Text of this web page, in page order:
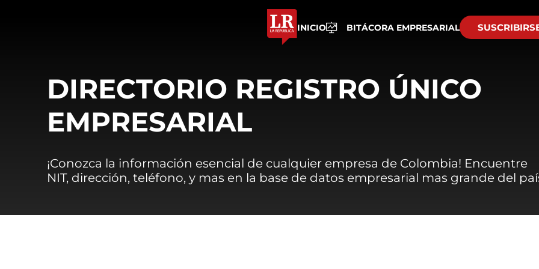
INICIO BITÁCORA EMPRESARIAL
DIRECTORIO REGISTRO ÚNICO
EMPRESARIAL
¡Conozca la información esencial de cualquier empresa de Colombia! Encuentre
NIT, dirección, teléfono, y mas en la base de datos empresarial mas grande del